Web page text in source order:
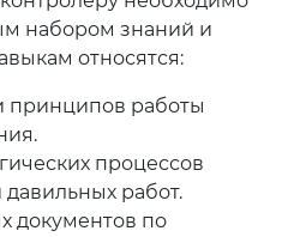
набором знаний и
относятся:
принципов работы
процессов
работ.
документов по